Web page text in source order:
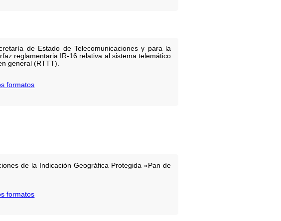
de Estado de Telecomunicaciones y para la
reglamentaria IR-16 relativa al sistema telemático
general (RTTT).
formatos
de la Indicación Geográfica Protegida «Pan de
formatos